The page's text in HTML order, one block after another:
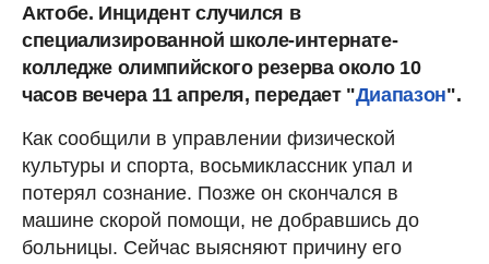
Актобе. Инцидент случился в
специализированной школе-интернате-
колледже олимпийского резерва около 10
часов вечера 11 апреля, передает "Диапазон".
Как сообщили в управлении физической
культуры и спорта, восьмиклассник упал и
потерял сознание. Позже он скончался в
машине скорой помощи, не добравшись до
больницы. Сейчас выясняют причину его